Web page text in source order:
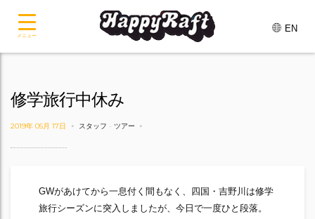
EN
修学旅行中休み
2019年 05月 17日 スタッフ - ツアー
GWがあけてから一息付く間もなく、四国・吉野川は修学
旅行シーズンに突入しましたが、今日で一度ひと段落。
メニュー